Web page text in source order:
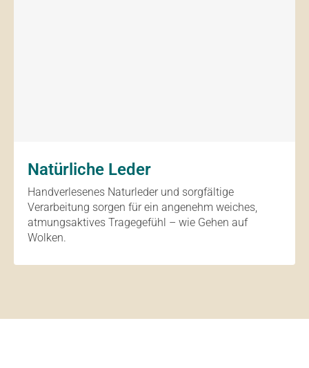
Natürliche Leder
Handverlesenes Naturleder und sorgfältige
Verarbeitung sorgen für ein angenehm weiches,
atmungsaktives Tragegefühl – wie Gehen auf
Wolken.